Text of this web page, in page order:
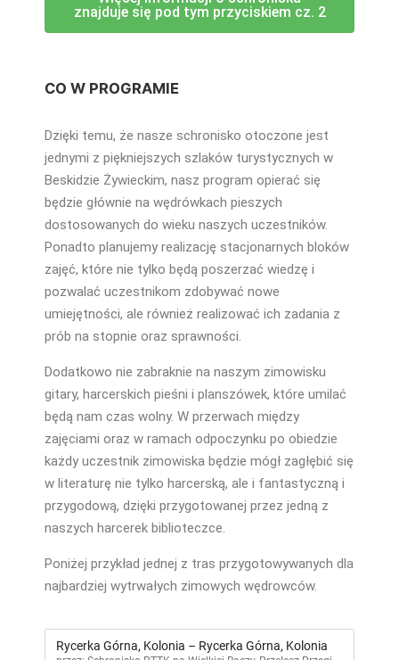
znajduje się pod tym przyciskiem cz. 2
CO W PROGRAMIE
Dzięki temu, że nasze schronisko otoczone jest
jednymi z piękniejszych szlaków turystycznych w
Beskidzie Żywieckim, nasz program opierać się
będzie głównie na wędrówkach pieszych
dostosowanych do wieku naszych uczestników.
Ponadto planujemy realizację stacjonarnych bloków
zajęć, które nie tylko będą poszerzać wiedzę i
pozwalać uczestnikom zdobywać nowe
umiejętności, ale również realizować ich zadania z
prób na stopnie oraz sprawności.
Dodatkowo nie zabraknie na naszym zimowisku
gitary, harcerskich pieśni i planszówek, które umilać
będą nam czas wolny. W przerwach między
zajęciami oraz w ramach odpoczynku po obiedzie
każdy uczestnik zimowiska będzie mógł zagłębić się
w literaturę nie tylko harcerską, ale i fantastyczną i
przygodową, dzięki przygotowanej przez jedną z
naszych harcerek biblioteczce.
Poniżej przykład jednej z tras przygotowywanych dla
najbardziej wytrwałych zimowych wędrowców.